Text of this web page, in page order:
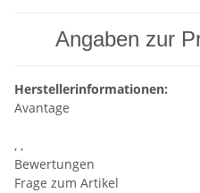
Angaben zur
Herstellerinformationen:
Avantage
, ,
Bewertungen
Frage zum Artikel